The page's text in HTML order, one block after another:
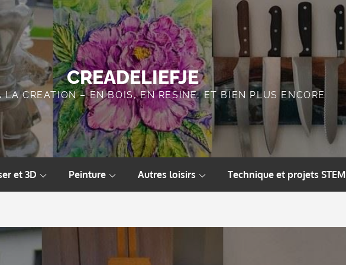
CREADELIEFJE
LA CREATION – EN BOIS, EN RESINE, ET BIEN PLUS ENCORE
et 3D Peinture Autres loisirs Technique et projets STEM